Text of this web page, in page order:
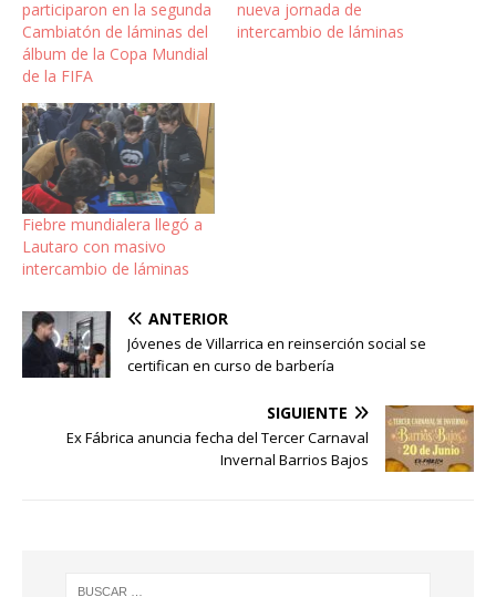
participaron en la segunda
Cambiatón de láminas del
álbum de la Copa Mundial
de la FIFA
nueva jornada de
intercambio de láminas
Fiebre mundialera llegó a
Lautaro con masivo
intercambio de láminas
ANTERIOR
Jóvenes de Villarrica en reinserción social se
certifican en curso de barbería
SIGUIENTE
Ex Fábrica anuncia fecha del Tercer Carnaval
Invernal Barrios Bajos